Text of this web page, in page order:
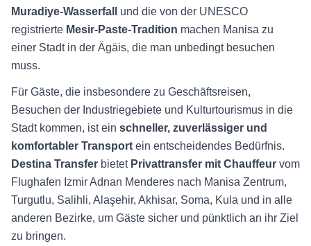
Muradiye-Wasserfall
und die von der UNESCO
registrierte Mesir-Paste-Tradition machen Manisa zu
einer Stadt in der Ägäis, die man unbedingt besuchen
muss.
Für Gäste, die insbesondere zu Geschäftsreisen,
Besuchen der Industriegebiete und Kulturtourismus in die
Stadt kommen, ist ein schneller, zuverlässiger und
komfortabler Transport ein entscheidendes Bedürfnis.
Destina Transfer bietet Privattransfer mit Chauffeur vom
Flughafen Izmir Adnan Menderes nach Manisa Zentrum,
Turgutlu, Salihli, Alaşehir, Akhisar, Soma, Kula und in alle
anderen Bezirke, um Gäste sicher und pünktlich an ihr Ziel
zu bringen.